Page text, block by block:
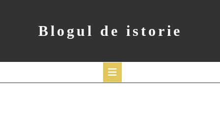
Blogul de istorie